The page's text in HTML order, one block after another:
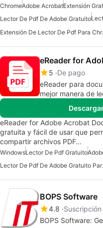
ChromeAdobe AcrobatExtensión
Lector De Pdf De Adobe Gratuito
eReader for
5 De pago
eReader para
mejor manera de
eReader for Adobe Acrobat
gratuita y fácil de usar que
compartir archivos PDF…
WindowsLector De Pdf Gratuito
BOPS Software
4.8 Suscripción
BOPS Software: